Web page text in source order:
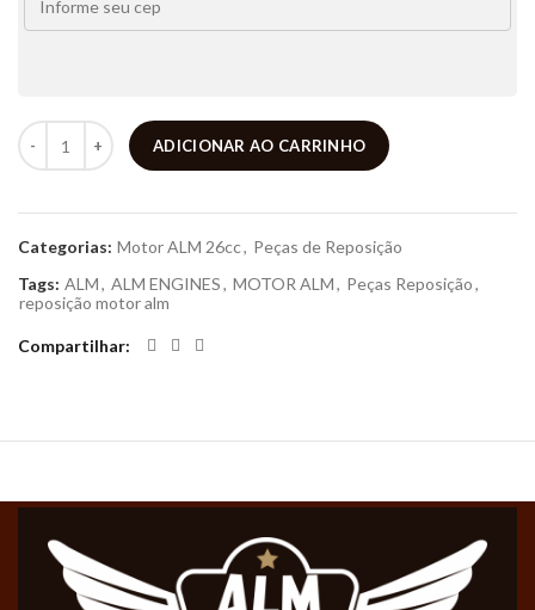
ADICIONAR AO CARRINHO
Categorias: Motor ALM 26cc, Peças de Reposição
Tags: ALM, ALM ENGINES, MOTOR ALM, Peças Reposição,
reposição motor alm
Compartilhar